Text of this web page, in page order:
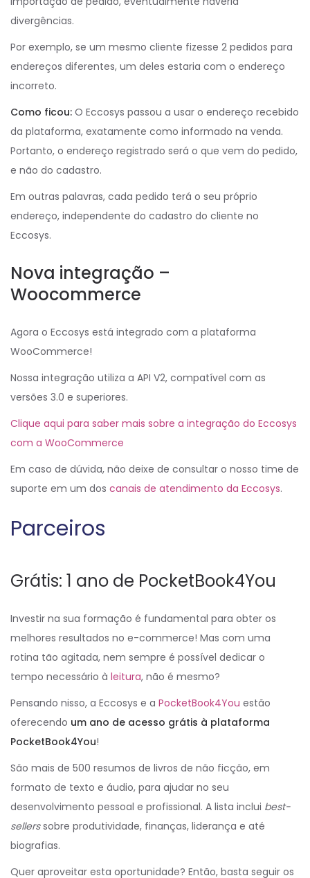
divergências.
Por exemplo, se um mesmo cliente fizesse 2 pedidos para
endereços diferentes, um deles estaria com o endereço
incorreto.
Como ficou: O Eccosys passou a usar o endereço recebido
da plataforma, exatamente como informado na venda.
Portanto, o endereço registrado será o que vem do pedido,
e não do cadastro.
Em outras palavras, cada pedido terá o seu próprio
endereço, independente do cadastro do cliente no
Eccosys.
Nova integração –
Woocommerce
Agora o Eccosys está integrado com a plataforma
WooCommerce!
Nossa integração utiliza a API V2, compatível com as
versões 3.0 e superiores.
Clique aqui para saber mais sobre a integração do Eccosys
com a WooCommerce
Em caso de dúvida, não deixe de consultar o nosso time de
suporte em um dos canais de atendimento da Eccosys.
Parceiros
Grátis: 1 ano de PocketBook4You
Investir na sua formação é fundamental para obter os
melhores resultados no e-commerce! Mas com uma
rotina tão agitada, nem sempre é possível dedicar o
tempo necessário à leitura, não é mesmo?
Pensando nisso, a Eccosys e a PocketBook4You estão
oferecendo um ano de acesso grátis à plataforma
PocketBook4You!
São mais de 500 resumos de livros de não ficção, em
formato de texto e áudio, para ajudar no seu
desenvolvimento pessoal e profissional. A lista inclui best-
sellerssobre produtividade, finanças, liderança e até
biografias.
Quer aproveitar esta oportunidade? Então, basta seguir os